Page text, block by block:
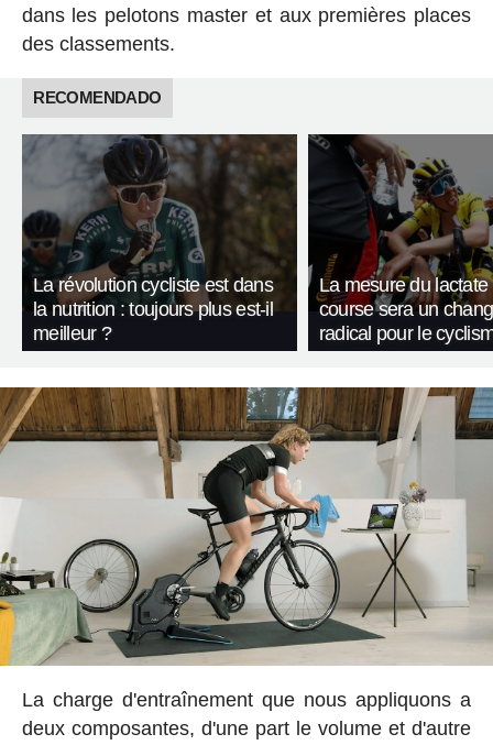
dans les pelotons master et aux premières places
des classements.
RECOMENDADO
La révolution cycliste est dans
la nutrition : toujours plus est-il
meilleur ?
La mesure du lactate
course sera un
radical pour le
La charge d'entraînement que nous appliquons a
deux composantes, d'une part le volume et d'autre